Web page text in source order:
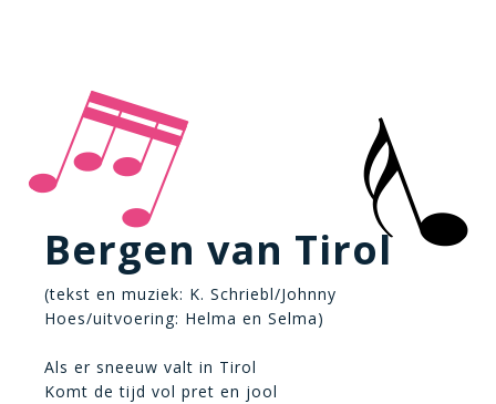
Bergen van Tirol
(tekst en muziek: K. Schriebl/Johnny
Hoes/uitvoering: Helma en Selma)
Als er sneeuw valt in Tirol
Komt de tijd vol pret en jool